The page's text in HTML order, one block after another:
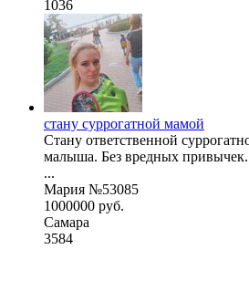
1036
стану суррогатной мамой
Стану ответственной
малыша. Без вредных привычек.
...
Мария №53085
1000000 руб.
Самара
3584